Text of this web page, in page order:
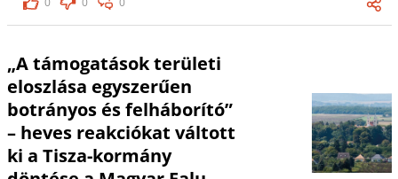
„A támogatások területi
eloszlása egyszerűen
botrányos és felháborító”
– heves reakciókat váltott
ki a Tisza-kormány